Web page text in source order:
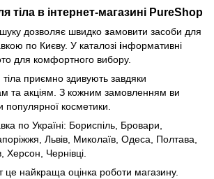
тіла в інтернет-магазині PureShop
дозволяє швидко замовити засоби для
по Києву. У каталозі інформативні
для комфортного вибору.
приємно здивують завдяки
та акціям. З кожним замовленням ви
популярної косметики.
по Україні: Бориспіль, Бровари,
Львів, Миколаїв, Одеса, Полтава,
Херсон, Чернівці.
це найкраща оцінка роботи магазину.